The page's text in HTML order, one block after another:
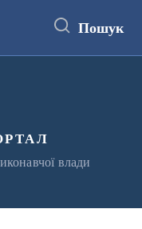
Пошук
влади